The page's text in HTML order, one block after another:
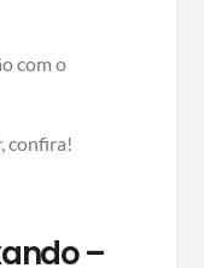
com o
confira!
–